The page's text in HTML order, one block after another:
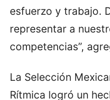
esfuerzo y trabajo.
representar a
competencias”,
La Selección
Rítmica logró un